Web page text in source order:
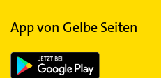
App von Gelbe Seiten